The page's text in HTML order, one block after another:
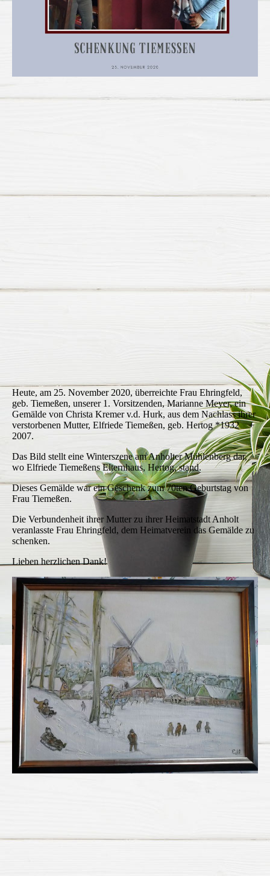
Heute, am 25. November 2020, überreichte Frau Ehringfeld,
geb. Tiemeßen, unserer 1. Vorsitzenden, Marianne Meyer, ein
Gemälde von Christa Kremer v.d. Hurk, aus dem Nachlass ihrer
verstorbenen Mutter, Elfriede Tiemeßen, geb. Hertog *1932 +
2007.
Das Bild stellt eine Winterszene am Anholter Mühlenberg dar,
wo Elfriede Tiemeßens Elternhaus, Hertog, stand.
Dieses Gemälde war ein Geschenk zum 70ten Geburtstag von
Frau Tiemeßen.
Die Verbundenheit ihrer Mutter zu ihrer Heimatstadt Anholt
veranlasste Frau Ehringfeld, dem Heimatverein das Gemälde zu
schenken.
Lieben herzlichen Dank!